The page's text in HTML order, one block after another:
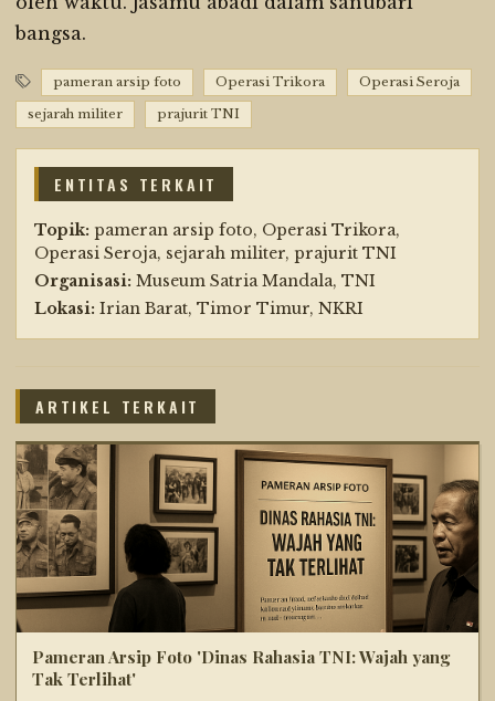
bangsa.
pameran arsip foto Operasi Trikora Operasi Seroja
sejarah militer prajurit TNI
ENTITAS TERKAIT
Topik: pameran arsip foto, Operasi Trikora,
Operasi Seroja, sejarah militer, prajurit TNI
Organisasi: Museum Satria Mandala, TNI
Lokasi: Irian Barat, Timor Timur, NKRI
ARTIKEL TERKAIT
Pameran Arsip Foto 'Dinas Rahasia TNI: Wajah yang
Tak Terlihat'